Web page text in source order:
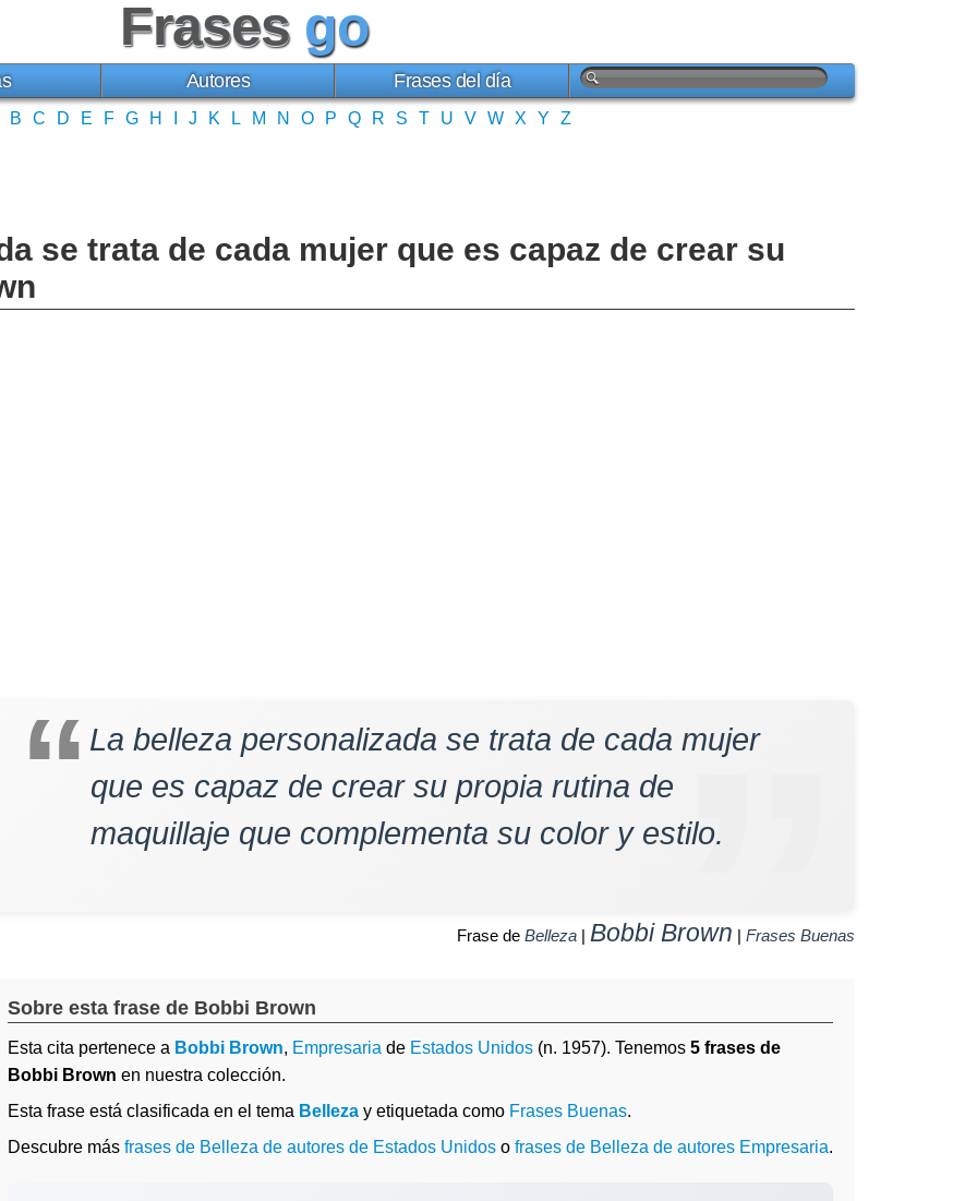
Frases go
Autores Frases del día
B C D E F G H J K L M N O P Q R S T U V W X Y Z
se trata de cada mujer que es capaz de crear su
La belleza personalizada se trata de cada mujer
que es capaz de crear su propia rutina de
maquillaje que complementa su color y estilo.
Frase de Belleza | Bobbi Brown | Frases Buenas
Sobre esta frase de Bobbi Brown
Esta cita pertenece a Bobbi Brown, Empresaria de Estados Unidos (n. 1957). Tenemos 5 frases de
Bobbi Brown en nuestra colección.
Esta frase está clasificada en el tema Belleza y etiquetada como Frases Buenas.
Descubre más frases de Belleza de autores de Estados Unidos o frases de Belleza de autores Empresaria.